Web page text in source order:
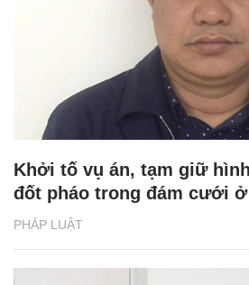
PHÁP LUẬT
Khởi tố vụ án, tạm giữ
đốt pháo trong đám cưới ở